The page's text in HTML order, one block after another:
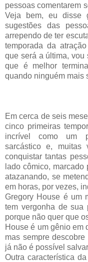
pessoas comentarem
Veja bem, eu disse
sugestões das
arrependo de ter
temporada da
que será a última, vou
que é melhor
quando ninguém mais
Em cerca de seis
cinco primeiras
incrível como um
sarcástico e, muitas
conquistar tantas
lado cômico,
atazanando, se
em horas, por vezes,
Gregory House é um
tem vergonha de sua
porque não quer que
House é um gênio em
mas sempre
já não é possível
Outra característica